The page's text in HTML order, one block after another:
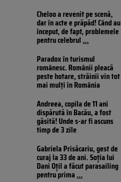
Cheloo a revenit pe scenă,
dar în acte e prăpăd! Când au
început, de fapt, problemele
pentru celebrul...
Paradox în turismul
românesc. Românii pleacă
peste hotare, străinii vin tot
mai mulți în România
Andreea, copila de 11 ani
dispărută în Bacău, a fost
găsită! Unde s-ar fi ascuns
timp de 3 zile
Gabriela Prisăcariu, gest de
curaj la 33 de ani. Soția lui
Dani Oțil a făcut parasailing
pentru prima...